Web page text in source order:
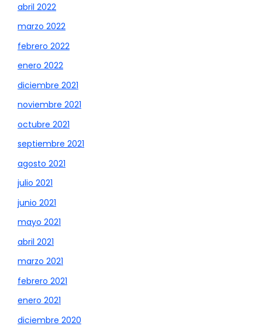
abril 2022
marzo 2022
febrero 2022
enero 2022
diciembre 2021
noviembre 2021
octubre 2021
septiembre 2021
agosto 2021
julio 2021
junio 2021
mayo 2021
abril 2021
marzo 2021
febrero 2021
enero 2021
diciembre 2020